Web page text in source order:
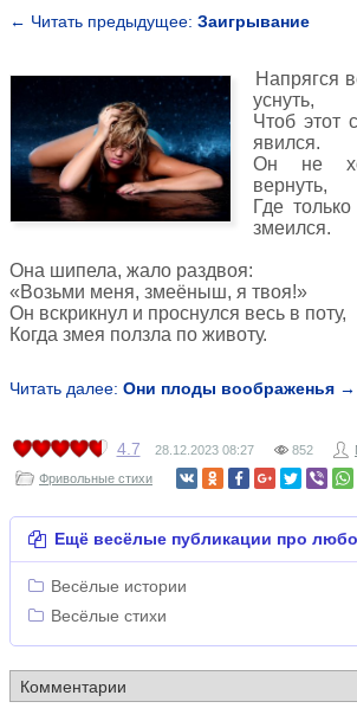
← Читать предыдущее: Заигрывание
Напрягся
уснуть,
Чтоб этот
явился.
Он не
вернуть,
Где
змеился.
Она шипела, жало раздвоя:
«Возьми меня, змеёныш, я твоя!»
Он вскрикнул и проснулся весь в поту,
Когда змея ползла по животу.
Читать далее: Они плоды воображенья →
4.7 28.12.2023 08:27 852
Фривольные стихи
Ещё весёлые публикации про
Весёлые истории
Весёлые стихи